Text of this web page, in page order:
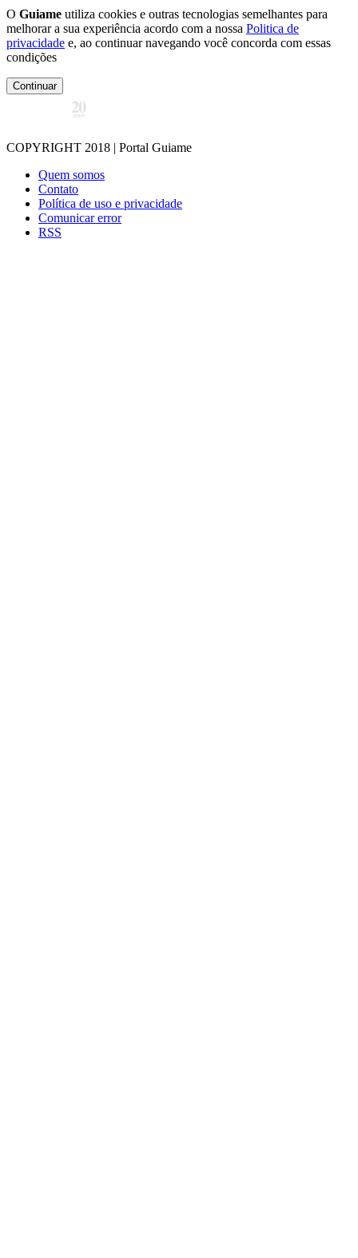
O Guiame utiliza cookies e outras tecnologias semelhantes para
melhorar a sua experiência acordo com a nossa Politica de
privacidade e, ao continuar navegando você concorda com essas
condições
Continuar
COPYRIGHT 2018 | Portal Guiame
Quem somos
Contato
Política de uso e privacidade
Comunicar error
RSS